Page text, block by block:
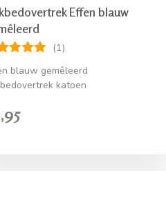
Effen blauw
(1)
blauw gemêleerd
katoen